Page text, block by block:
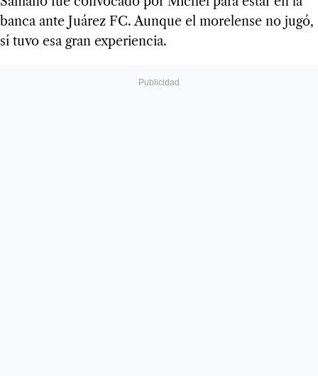
banca ante Juárez FC. Aunque el morelense no jugó,
sí tuvo esa gran experiencia.